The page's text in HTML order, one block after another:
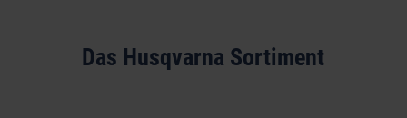
Das Husqvarna Sortiment